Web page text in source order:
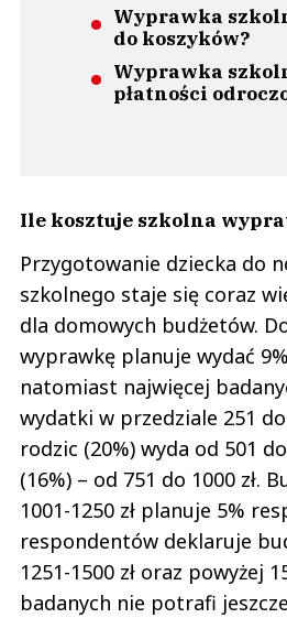
Wyprawka
do koszyków?
Wyprawka
płatności
Ile kosztuje szkolna
Przygotowanie dziecka do
szkolnego staje się coraz
dla domowych budżetów.
wyprawkę planuje wydać
natomiast najwięcej
wydatki w przedziale 251 do
rodzic (20%) wyda od 501
(16%) – od 751 do 1000 zł.
1001-1250 zł planuje 5%
respondentów deklaruje
1251-1500 zł oraz powyżej
badanych nie potrafi